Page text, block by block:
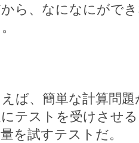
ら、なになにがで
ば、簡単な計算問題
テストを受けさせる
を試すテストだ。